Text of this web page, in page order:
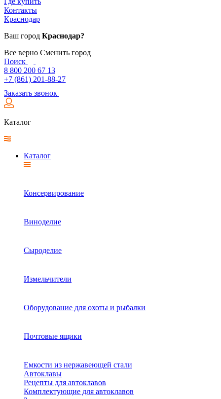
Контакты
Краснодар
Ваш город Краснодар?
Все верно Сменить город
Поиск
8 800 200 67 13
+7 (861) 201-88-27
Заказать звонок
Каталог
Каталог
Консервирование
Виноделие
Сыроделие
Измельчители
Оборудование для охоты и рыбалки
Почтовые ящики
Емкости из нержавеющей стали
Автоклавы
Рецепты для автоклавов
Комплектующие для автоклавов